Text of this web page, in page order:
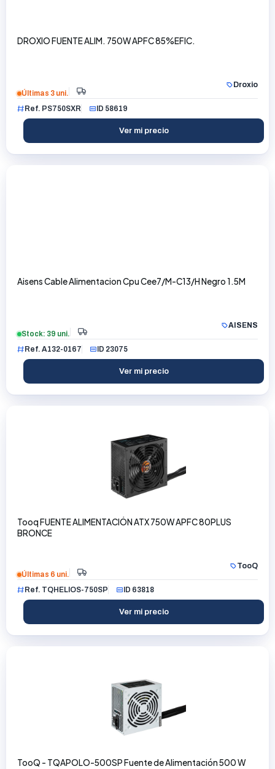
DROXIO FUENTE ALIM. 750W APFC 85%EFIC.
Droxio
Últimas 3 uni.
Ref. PS750SXR
ID 58619
Ver mi precio
Aisens Cable Alimentacion Cpu Cee7/M-C13/H Negro 1.5M
AISENS
Stock: 39 uni.
Ref. A132-0167
ID 23075
Ver mi precio
Tooq FUENTE ALIMENTACIÓN ATX 750W APFC 80PLUS
BRONCE
TooQ
Últimas 6 uni.
Ref. TQHELIOS-750SP
ID 63818
Ver mi precio
TooQ - TQAPOLO-500SP Fuente de Alimentación 500 W